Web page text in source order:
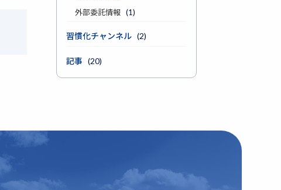
外部委託情報 (1)
習慣化チャンネル (2)
記事 (20)